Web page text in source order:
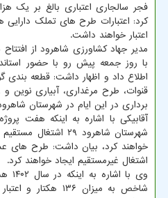
اعتبار خواهند داشت.
مدیر جهاد کشاورزی شاهرود از
با روز جمعه پیش رو با حضور
اطلاع داد و اظهار داشت: قطعه
قنوات، طرح مرغداری، آبیاری نوین
برداری در این ایام در شهرستان
آقابیکی با اشاره به اینکه هفت
اشتغال غیرمستقیم ایجاد خواهند کرد.
وی